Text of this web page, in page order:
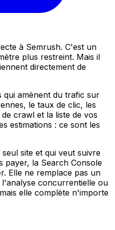
à Semrush. C'est un
plus restreint. Mais il
directement de
qui amènent du trafic sur
le taux de clic, les
crawl et la liste de vos
estimations : ce sont les
site et qui veut suivre
payer, la Search Console
Elle ne remplace pas un
concurrentielle ou
elle complète n'importe